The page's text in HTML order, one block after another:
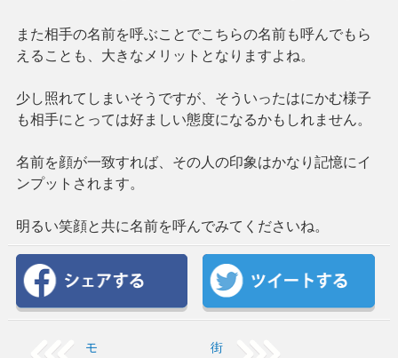
また相手の名前を呼ぶことでこちらの名前も呼んでもら
えることも、大きなメリットとなりますよね。
少し照れてしまいそうですが、そういったはにかむ様子
も相手にとっては好ましい態度になるかもしれません。
名前を顔が一致すれば、その人の印象はかなり記憶にイ
ンプットされます。
明るい笑顔と共に名前を呼んでみてくださいね。
モ
街